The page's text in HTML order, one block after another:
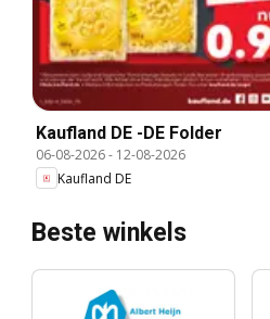
Kaufland DE -DE Folder
06-08-2026- 12-08-2026
Kaufland DE
Beste winkels